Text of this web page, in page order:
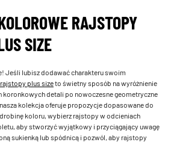
RAJSTOPY
SIZE
Jeśli lubisz dodawać charakteru swoim
plus sizeto świetny sposób na wyróżnienie
koronkowych detali po nowoczesne geometryczne
kolekcja oferuje propozycje dopasowane do
koloru, wybierz rajstopy w odcieniach
aby stworzyć wyjątkowy i przyciągający uwagę
sukienką lub spódnicą i pozwól, aby rajstopy